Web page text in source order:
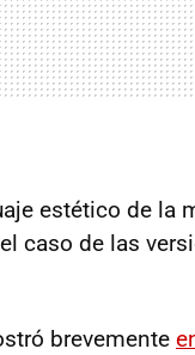
estético de la
caso de las
brevemente